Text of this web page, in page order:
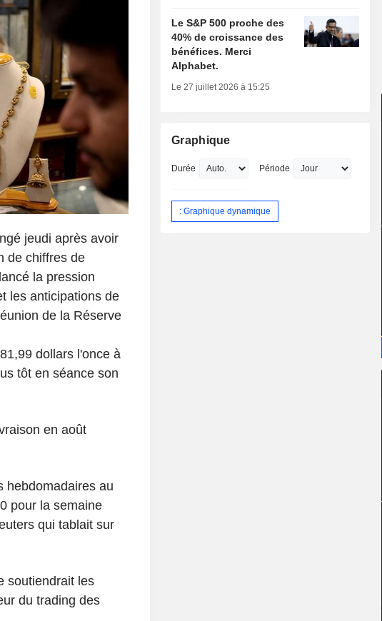
jeudi après avoir
de chiffres de
la pression
les anticipations de
de la Réserve
dollars l'once à
tôt en séance son
en août
hebdomadaires au
pour la semaine
qui tablait sur
soutiendrait les
du trading des
Le S&P 500 proche des
40% de croissance des
bénéfices. Merci
Alphabet.
Le 27 juillet 2026 à 15:25
Graphique
Durée Période
: Graphique dynamique